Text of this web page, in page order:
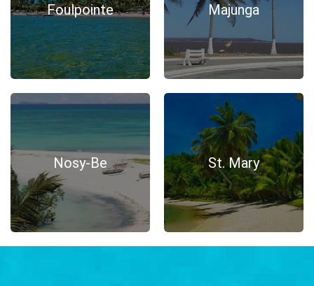
Foulpointe Majunga
Nosy-Be St. Mary